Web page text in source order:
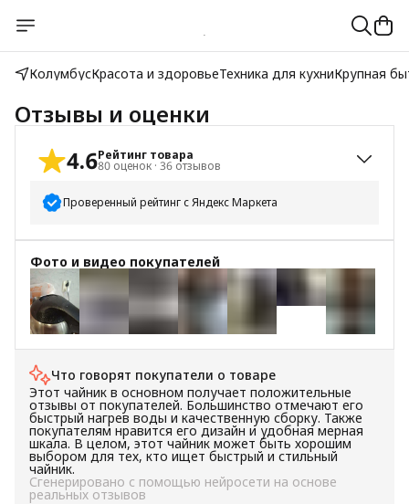
КолумбусКрасота и здоровьеТехника для кухниКрупная
Отзывы и оценки
4.6Рейтинг товара
80 оценок · 36 отзывов
Проверенный рейтинг с Яндекс Маркета
5 звёзд
62
4 звезды
12
3 звезды
2 звезды
0
1 звезда 4
Фото и видео покупателей
Что говорят покупатели о товаре
Этот чайник в основном получает положительные
отзывы от покупателей. Большинство отмечают его
быстрый нагрев воды и качественную сборку. Также
покупателям нравится его дизайн и удобная мерная
шкала. В целом, этот чайник может быть хорошим
выбором для тех, кто ищет быстрый и стильный
чайник.
Сгенерировано с помощью нейросети на основе
реальных отзывов